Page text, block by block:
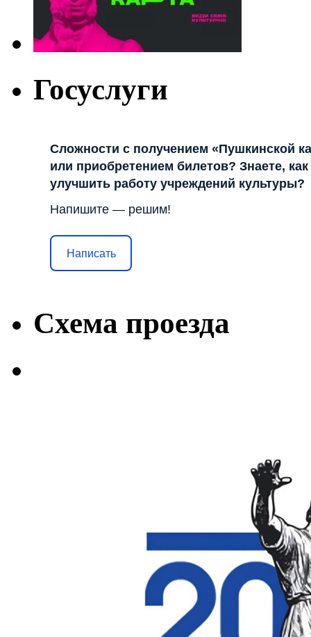
Госуслуги
Сложности с получением «Пушкинской
или приобретением билетов? Знаете, как
улучшить работу учреждений культуры?
Напишите — решим!
Написать
Схема проезда